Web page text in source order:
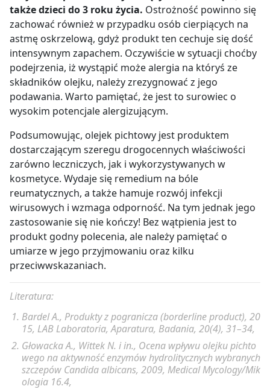
także dzieci do 3 roku życia. Ostrożność powinno się
zachować również w przypadku osób cierpiących na
astmę oskrzelową, gdyż produkt ten cechuje się dość
intensywnym zapachem. Oczywiście w sytuacji choćby
podejrzenia, iż wystąpić może alergia na któryś ze
składników olejku, należy zrezygnować z jego
podawania. Warto pamiętać, że jest to surowiec o
wysokim potencjale alergizującym.
Podsumowując, olejek pichtowy jest produktem
dostarczającym szeregu drogocennych właściwości
zarówno leczniczych, jak i wykorzystywanych w
kosmetyce. Wydaje się remedium na bóle
reumatycznych, a także hamuje rozwój infekcji
wirusowych i wzmaga odporność. Na tym jednak jego
zastosowanie się nie kończy! Bez wątpienia jest to
produkt godny polecenia, ale należy pamiętać o
umiarze w jego przyjmowaniu oraz kilku
przeciwwskazaniach.
Literatura:
Bardel A., Produkty z pogranicza (borderline product), 20
15, LAB Laboratoria, Aparatura, Badania, 20(4), 31–34,
Głowacka A., Wittek N. i in., Ocena wpływu olejku pichto
wego na aktywność enzymów hydrolitycznych wybranych
szczepów Candida albicans, 2009, Medical Mycology/Mik
ologia 16.4,